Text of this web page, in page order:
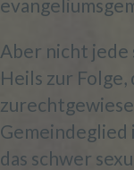
Aber nicht jede
Heils zur Folge,
das schwer
d)
künftige